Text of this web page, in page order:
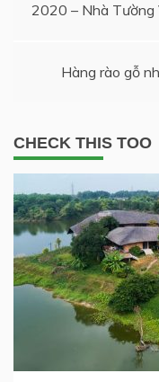
navigation
2020 – Nhà Tường
Hàng rào gỗ
CHECK THIS TOO